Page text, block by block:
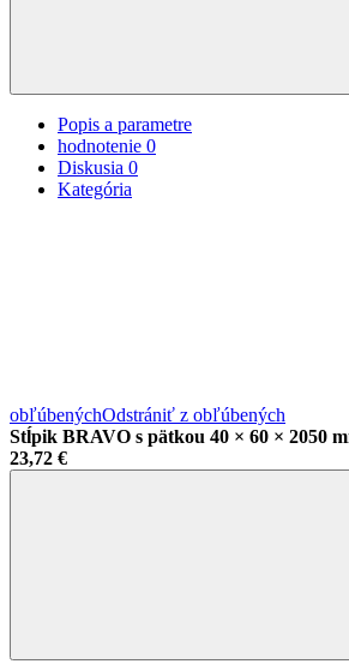
Popis a parametre
hodnotenie 0
Diskusia 0
Kategória
obľúbenýchOdstrániť z obľúbených
Stĺpik BRAVO s pätkou 40 × 60 × 2050
23,72 €